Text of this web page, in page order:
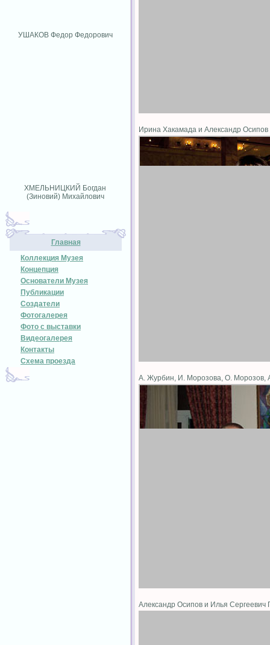
УШАКОВ Федор Федорович
ХМЕЛЬНИЦКИЙ Богдан
(Зиновий) Михайлович
Главная
Коллекция Музея
Концепция
Основатели Музея
Публикации
Создатели
Фотогалерея
Фото с выставки
Видеогалерея
Контакты
Схема проезда
Ирина Хакамада и Александр
А. Журбин, И. Морозова, О. Морозов,
Александр Осипов и Илья Сергеевич